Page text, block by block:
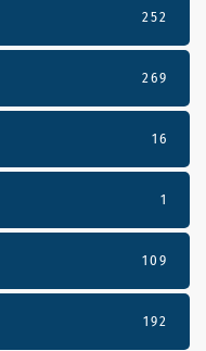
252
269
16
1
109
192